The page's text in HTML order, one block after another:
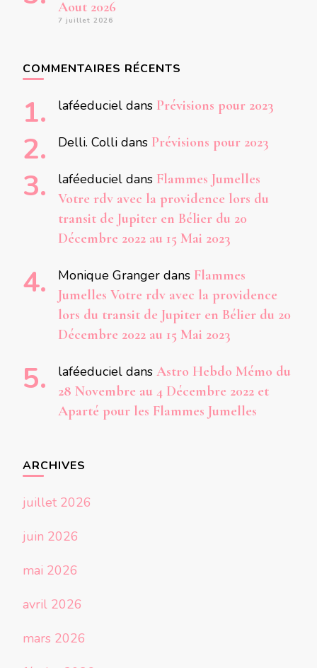
Aout 2026
7 juillet 2026
COMMENTAIRES RÉCENTS
laféeduciel dans Prévisions pour 2023
Delli. Colli dans Prévisions pour 2023
laféeduciel dans Flammes Jumelles
Votre rdv avec la providence lors du
transit de Jupiter en Bélier du 20
Décembre 2022 au 15 Mai 2023
Monique Granger dans Flammes
Jumelles Votre rdv avec la providence
lors du transit de Jupiter en Bélier du 20
Décembre 2022 au 15 Mai 2023
laféeduciel dans Astro Hebdo Mémo du
28 Novembre au 4 Décembre 2022 et
Aparté pour les Flammes Jumelles
ARCHIVES
juillet 2026
juin 2026
mai 2026
avril 2026
mars 2026